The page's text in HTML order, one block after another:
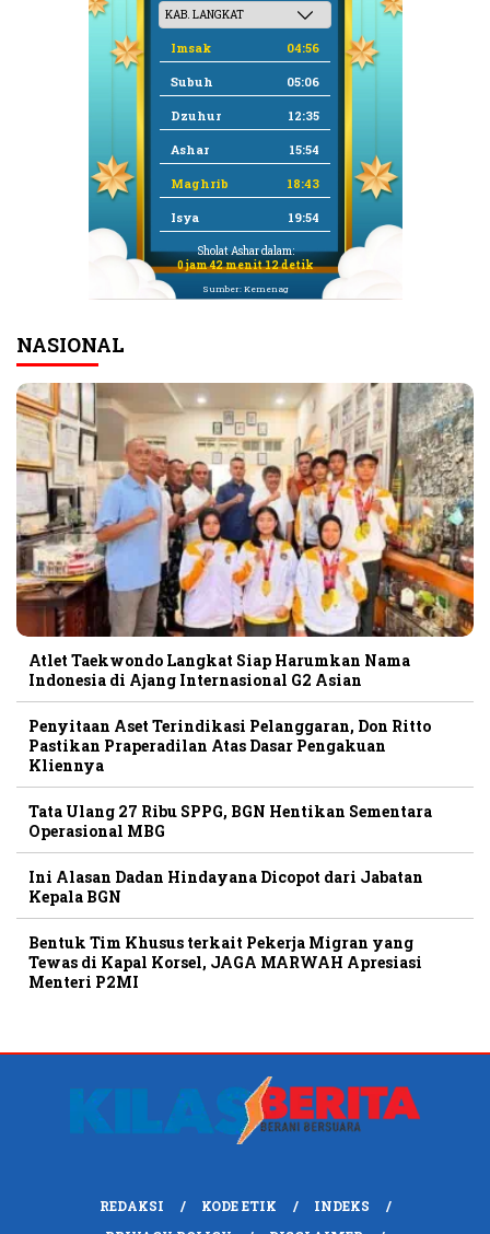
Imsak 04:56
Subuh 05:06
Dzuhur 12:35
Ashar 15:54
Maghrib 18:43
Isya 19:54
Sholat Ashar dalam:
0 jam 42 menit 12 detik
Sumber: Kemenag
NASIONAL
Atlet Taekwondo Langkat Siap Harumkan Nama
Indonesia di Ajang Internasional G2 Asian
Penyitaan Aset Terindikasi Pelanggaran, Don Ritto
Pastikan Praperadilan Atas Dasar Pengakuan
Kliennya
Tata Ulang 27 Ribu SPPG, BGN Hentikan Sementara
Operasional MBG
Ini Alasan Dadan Hindayana Dicopot dari Jabatan
Kepala BGN
Bentuk Tim Khusus terkait Pekerja Migran yang
Tewas di Kapal Korsel, JAGA MARWAH Apresiasi
Menteri P2MI
REDAKSI KODE ETIK
INDEKS